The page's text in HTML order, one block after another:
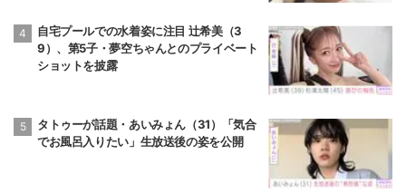
自宅プールでの水着姿に注目 辻希美（3
9）、第5子・夢空ちゃんとのプライベート
ショットを披露
タトゥーが話題・あいみょん（31）「気合
でお風呂入りたい」生放送後の姿を公開